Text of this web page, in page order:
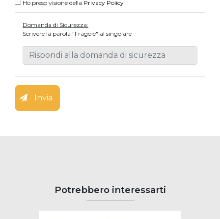
Ho preso visione della Privacy Policy
Domanda di Sicurezza:
Scrivere la parola "Fragole" al singolare
Invia
Potrebbero interessarti